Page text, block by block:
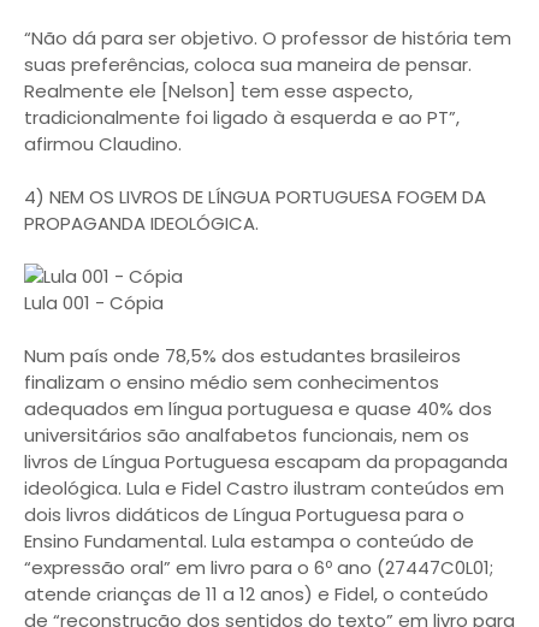
“Não dá para ser objetivo. O professor de história tem
suas preferências, coloca sua maneira de pensar.
Realmente ele [Nelson] tem esse aspecto,
tradicionalmente foi ligado à esquerda e ao PT”,
afirmou Claudino.
4) NEM OS LIVROS DE LÍNGUA PORTUGUESA FOGEM DA
PROPAGANDA IDEOLÓGICA.
Lula 001 - Cópia
Num país onde 78,5% dos estudantes brasileiros
finalizam o ensino médio sem conhecimentos
adequados em língua portuguesa e quase 40% dos
universitários são analfabetos funcionais, nem os
livros de Língua Portuguesa escapam da propaganda
ideológica. Lula e Fidel Castro ilustram conteúdos em
dois livros didáticos de Língua Portuguesa para o
Ensino Fundamental. Lula estampa o conteúdo de
“expressão oral” em livro para o 6º ano (27447C0L01;
atende crianças de 11 a 12 anos) e Fidel, o conteúdo
de “reconstrução dos sentidos do texto” em livro para